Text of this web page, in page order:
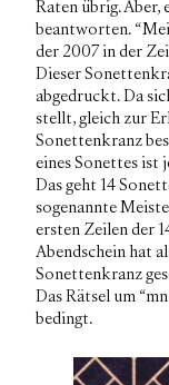
Raten übrig. Aber,
beantworten.
der 2007 in der
Dieser
abgedruckt. Da
stellt, gleich zur
Sonettenkranz
eines Sonettes ist
Das geht 14
sogenannte
ersten Zeilen der
Abendschein hat
Sonettenkranz
Das Rätsel um
bedingt.